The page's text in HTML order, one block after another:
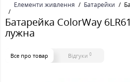
Елементи живлення Батарейки
Батарейка ColorWay
лужна
Все про товар Відгуки 0